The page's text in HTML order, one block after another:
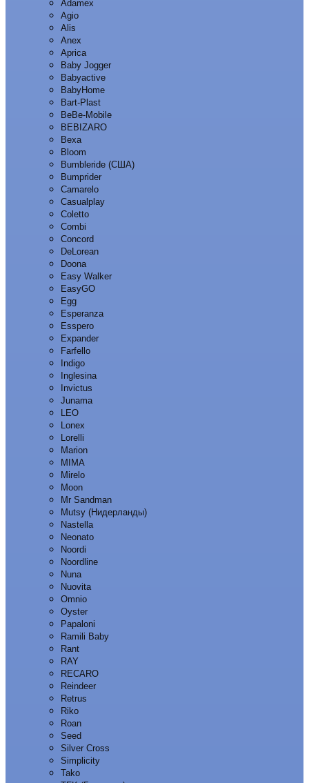
Adamex
Agio
Alis
Anex
Aprica
Baby Jogger
Babyactive
BabyHome
Bart-Plast
BeBe-Mobile
BEBIZARO
Bexa
Bloom
Bumbleride (США)
Bumprider
Camarelo
Casualplay
Coletto
Combi
Concord
DeLorean
Doona
Easy Walker
EasyGO
Egg
Esperanza
Esspero
Expander
Farfello
Indigo
Inglesina
Invictus
Junama
LEO
Lonex
Lorelli
Marion
MIMA
Mirelo
Moon
Mr Sandman
Mutsy (Нидерланды)
Nastella
Neonato
Noordi
Noordline
Nuna
Nuovita
Omnio
Oyster
Papaloni
Ramili Baby
Rant
RAY
RECARO
Reindeer
Retrus
Riko
Roan
Seed
Silver Cross
Simplicity
Tako